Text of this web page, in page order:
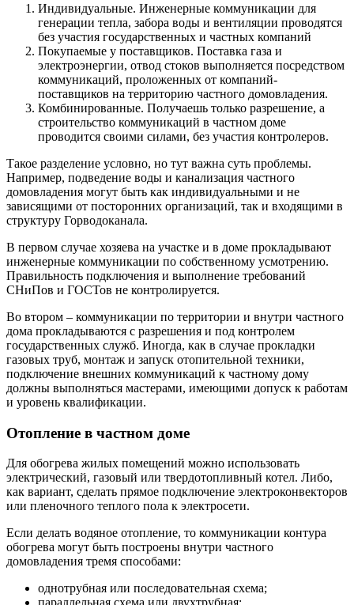
Индивидуальные. Инженерные коммуникации для
генерации тепла, забора воды и вентиляции проводятся
без участия государственных и частных компаний
Покупаемые у поставщиков. Поставка газа и
электроэнергии, отвод стоков выполняется посредством
коммуникаций, проложенных от компаний-
поставщиков на территорию частного домовладения.
Комбинированные. Получаешь только разрешение, а
строительство коммуникаций в частном доме
проводится своими силами, без участия контролеров.
Такое разделение условно, но тут важна суть проблемы.
Например, подведение воды и канализация частного
домовладения могут быть как индивидуальными и не
зависящими от посторонних организаций, так и входящими в
структуру Горводоканала.
В первом случае хозяева на участке и в доме прокладывают
инженерные коммуникации по собственному усмотрению.
Правильность подключения и выполнение требований
СНиПов и ГОСТов не контролируется.
Во втором – коммуникации по территории и внутри частного
дома прокладываются с разрешения и под контролем
государственных служб. Иногда, как в случае прокладки
газовых труб, монтаж и запуск отопительной техники,
подключение внешних коммуникаций к частному дому
должны выполняться мастерами, имеющими допуск к работам
и уровень квалификации.
Отопление в частном доме
Для обогрева жилых помещений можно использовать
электрический, газовый или твердотопливный котел. Либо,
как вариант, сделать прямое подключение электроконвекторов
или пленочного теплого пола к электросети.
Если делать водяное отопление, то коммуникации контура
обогрева могут быть построены внутри частного
домовладения тремя способами:
однотрубная или последовательная схема;